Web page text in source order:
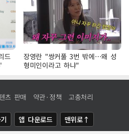
드
장영란 "쌍커풀 3번 밖에…왜 성
형미인이라고 하냐"
츠 판매 약관·정책 고충처리
앱 다운로드 맨위로↑